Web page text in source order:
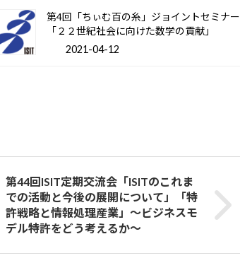
第4回「ちぃむ百の糸」ジョイントセミナー
「２２世紀社会に向けた数学の貢献」
2021-04-12
第44回ISIT定期交流会「ISITのこれま
での活動と今後の展開について」「特
許戦略と情報処理産業」～ビジネスモ
デル特許をどう考えるか～